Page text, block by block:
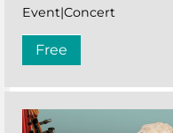
Event|Concert
Free